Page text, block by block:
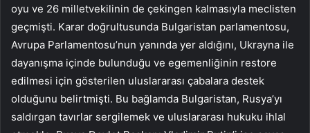
oyu ve 26 milletvekilinin de çekingen kalmasıyla meclisten
geçmişti. Karar doğrultusunda Bulgaristan parlamentosu,
Avrupa Parlamentosu’nun yanında yer aldığını, Ukrayna ile
dayanışma içinde bulunduğu ve egemenliğinin restore
edilmesi için gösterilen uluslararası çabalara destek
olduğunu belirtmişti. Bu bağlamda Bulgaristan, Rusya’yı
saldırgan tavırlar sergilemek ve uluslararası hukuku ihlal